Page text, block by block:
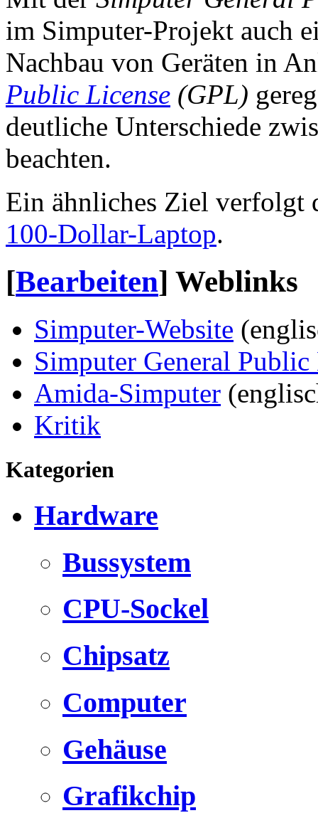
im Simputer-Projekt auch
Nachbau von Geräten in
Public License (GPL)
deutliche Unterschiede
beachten.
Ein ähnliches Ziel
100-Dollar-Laptop.
[Bearbeiten] Weblinks
Simputer-Website
Simputer General Public
Amida-Simputer
Kritik
Kategorien
Hardware
Bussystem
CPU-Sockel
Chipsatz
Computer
Gehäuse
Grafikchip